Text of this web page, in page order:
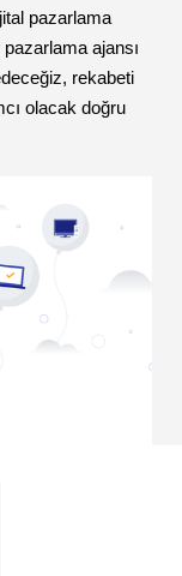
pazarlama
ajansı
rekabeti
olacak doğru